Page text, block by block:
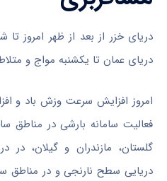
دریای خزر از بعد از ظهر امروز
دریای عمان تا یکشنبه مواج و
امروز افزایش سرعت وزش باد و
فعالیت سامانه بارشی در مناطق
گلستان، مازندران و گیلان، در
دریایی سطح نارنجی و در مناطق